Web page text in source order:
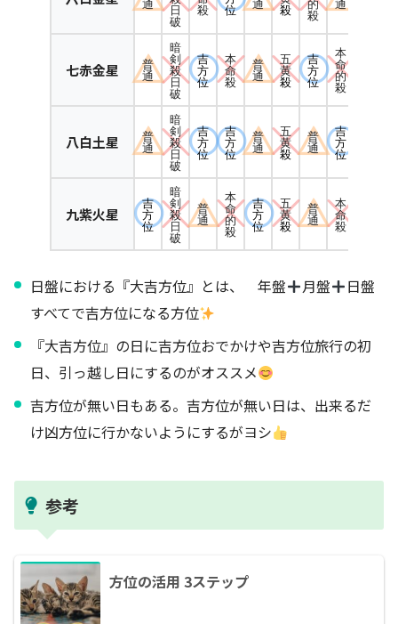
通
日
破
殺
位
通
殺
的
殺
通
七赤金星
普
通
暗
剣
殺
日
破
吉
方
位
本
命
殺
普
通
五
黄
殺
吉
方
位
本
命
的
殺
八白土星
普
通
暗
剣
殺
日
破
吉
方
位
吉
方
位
普
通
五
黄
殺
普
通
吉
方
位
九紫火星
吉
方
位
暗
剣
殺
日
破
普
通
本
命
的
殺
吉
方
位
五
黄
殺
普
通
本
命
殺
日盤における『大吉方位』とは、 年盤 月盤
日盤
すべてで吉方位になる方位
『大吉方位』の日に吉方位おでかけや吉方位旅行の初
日、引っ越し日にするのがオススメ
吉方位が無い日もある。吉方位が無い日は、出来るだ
け凶方位に行かないようにするがヨシ
参考
方位の活用 3ステップ